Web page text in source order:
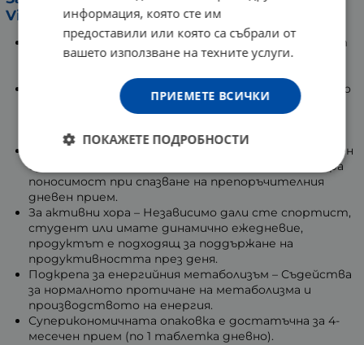
Vitaler’s:
Натурален източник – Vitaler’s използва кофеин от
естествени източници, като формулата е
Бързо действие – Формулата е създадена за добро
усвояване и осигурява подкрепа в моменти на
изискващи умствени усилия.
Добра поносимост – Като продукт от естествен
източник, кофеинът на Vitaler’s се свързва с добра
поносимост при спазване на препоръчителния
дневен прием.
За активни хора – Независимо дали сте спортист,
студент или имате динамично ежедневие,
продуктът е подходящ за поддържане на
продуктивността през деня.
Подкрепа за енергийния метаболизъм – Съдейства
за нормалното протичане на метаболизма и
производството на енергия.
Суперикономичната опаковка е достатъчна за 4-
месечен прием (по 1 таблетка дневно).
информация, която сте им
предоставили или която са събрали от
вашето използване на техните услуги.
ПРИЕМЕТЕ ВСИЧКИ
ПОКАЖЕТЕ ПОДРОБНОСТИ